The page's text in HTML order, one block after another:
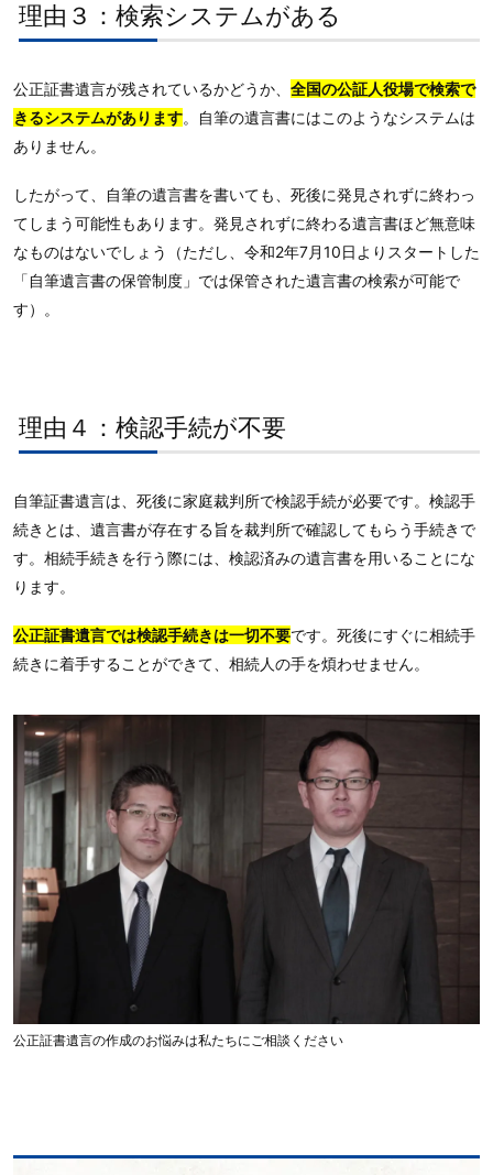
理由３：検索システムがある
公正証書遺言が残されているかどうか、 全国の公証人役場で検索で
きるシステムがあります。自筆の遺言書にはこのようなシステムは
ありません。
したがって、自筆の遺言書を書いても、死後に発見されずに終わっ
てしまう可能性もあります。発見されずに終わる遺言書ほど無意味
なものはないでしょう（ただし、令和2年7月10日よりスタートした
「自筆遺言書の保管制度」では保管された遺言書の検索が可能で
す）。
理由４：検認手続が不要
自筆証書遺言は、死後に家庭裁判所で検認手続が必要です。検認手
続きとは、遺言書が存在する旨を裁判所で確認してもらう手続きで
す。相続手続きを行う際には、検認済みの遺言書を用いることにな
ります。
公正証書遺言では検認手続きは一切不要です。死後にすぐに相続手
続きに着手することができて、相続人の手を煩わせません。
公正証書遺言の作成のお悩みは私たちにご相談ください